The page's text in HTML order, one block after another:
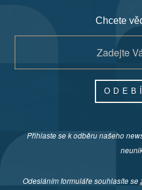
Chcete
Přihlaste se k odběru našeho
Odesláním formuláře souhlasíte se